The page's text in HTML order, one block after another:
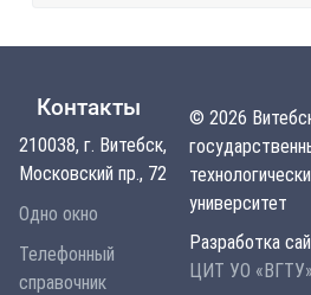
Контакты
210038, г. Витебск,
Московский пр., 72
Одно окно
Телефонный
справочник
© 2026
университет
Разработка
ЦИТ УО «ВГТУ»